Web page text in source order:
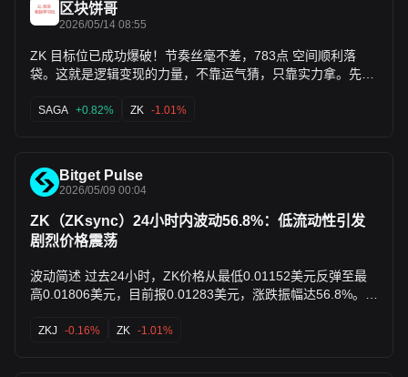
区块饼哥
2026/05/14 08:55
ZK 目标位已成功爆破！节奏丝毫不差，783点 空间顺利落
袋。这就是逻辑变现的力量，不靠运气猜，只靠实力拿。先把
配的入口已在“煮页”封装备绪。不想再当燃料的兄弟，速来集
SAGA +0.82% ZK -1.01%
Bitget Pulse
2026/05/09 00:04
ZK（ZKsync）24小时内波动56.8%：低流动性引发
剧烈价格震荡
波动简述 过去24小时，ZK价格从最低0.01152美元反弹至最
高0.01806美元，目前报0.01283美元，涨跌振幅达56.8%。
上费用574美元，显示流动性相对较低。 异动原因简析 - 低流
ZKJ -0.16% ZK -1.01%